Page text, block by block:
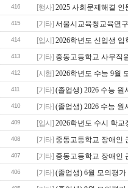
416 [행사] 2025 사회문제해결 인
415 [기타] 서울시교육청교육연
414 [입시] 2026학년도 신입생
413 [기타] 중동고등학교 사무직
412 [시험] 2026학년도 수능 9월
411 [기타] (졸업생) 2026 수능 원
410 [기타] (졸업생) 2026 수능
409 [입시] 2026학년도 수시 학
408 [기타] 중동고등학교 장애인
407 [기타] 중동고등학교 장애인
406 [기타] (졸업생) 6월 모의평